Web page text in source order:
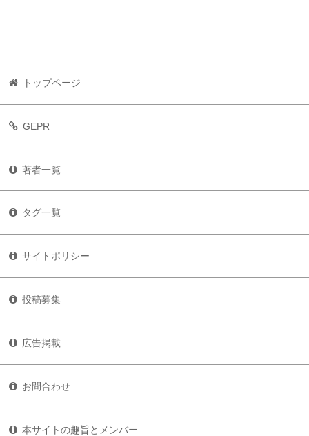
トップページ
GEPR
著者一覧
タグ一覧
サイトポリシー
投稿募集
広告掲載
お問合わせ
本サイトの趣旨とメンバー